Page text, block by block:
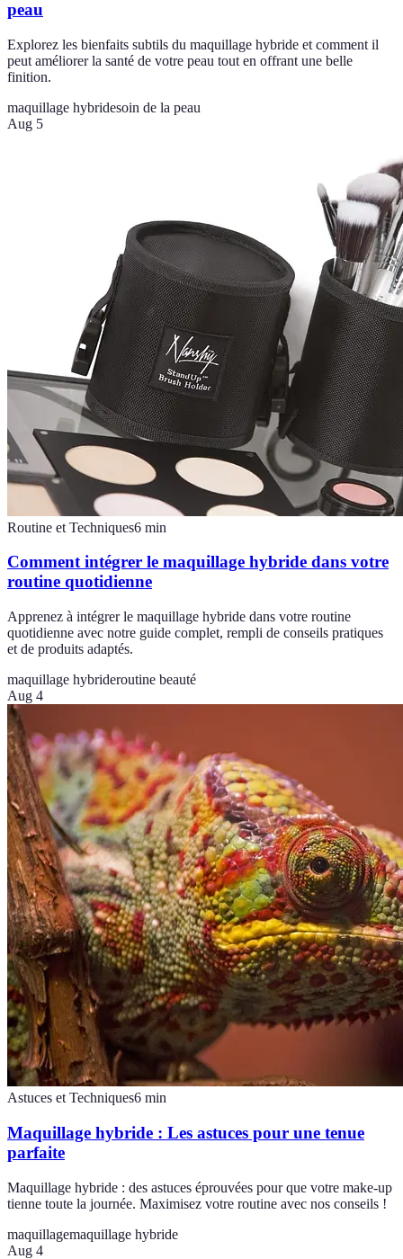
peau
Explorez les bienfaits subtils du maquillage hybride et comment il
peut améliorer la santé de votre peau tout en offrant une belle
finition.
maquillage hybridesoin de la peau
Aug 5
Routine et Techniques6 min
Comment intégrer le maquillage hybride dans votre
routine quotidienne
Apprenez à intégrer le maquillage hybride dans votre routine
quotidienne avec notre guide complet, rempli de conseils pratiques
et de produits adaptés.
maquillage hybrideroutine beauté
Aug 4
Astuces et Techniques6 min
Maquillage hybride : Les astuces pour une tenue
parfaite
Maquillage hybride : des astuces éprouvées pour que votre make-up
tienne toute la journée. Maximisez votre routine avec nos conseils !
maquillagemaquillage hybride
Aug 4